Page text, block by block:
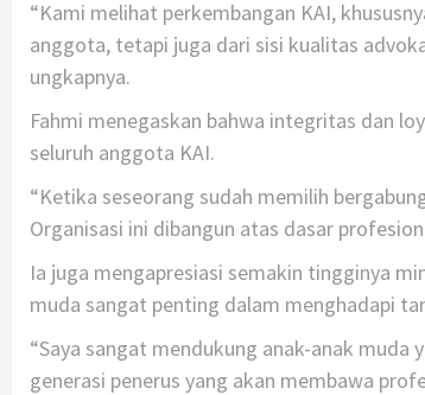
“Kami melihat perkembangan KAI,
anggota, tetapi juga dari sisi kualitas
ungkapnya.
Fahmi menegaskan bahwa integritas dan
seluruh anggota KAI.
“Ketika seseorang sudah memilih
Organisasi ini dibangun atas dasar
Ia juga mengapresiasi semakin tingginya
muda sangat penting dalam menghadapi
“Saya sangat mendukung anak-anak
generasi penerus yang akan membawa